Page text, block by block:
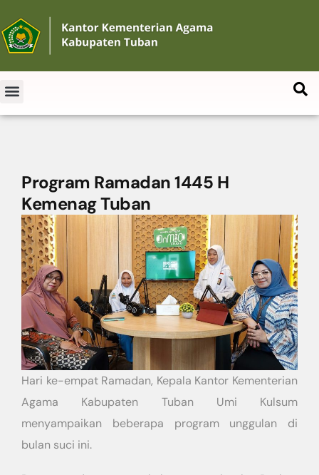
Program Ramadan 1445 H
Kemenag Tuban
Hari ke-empat Ramadan, Kepala Kantor Kementerian
Agama Kabupaten Tuban Umi Kulsum
menyampaikan beberapa program unggulan di
bulan suci ini.